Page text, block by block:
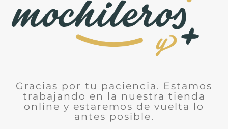
Gracias por tu paciencia. Estamos
trabajando en la nuestra tienda
online y estaremos de vuelta lo
antes posible.